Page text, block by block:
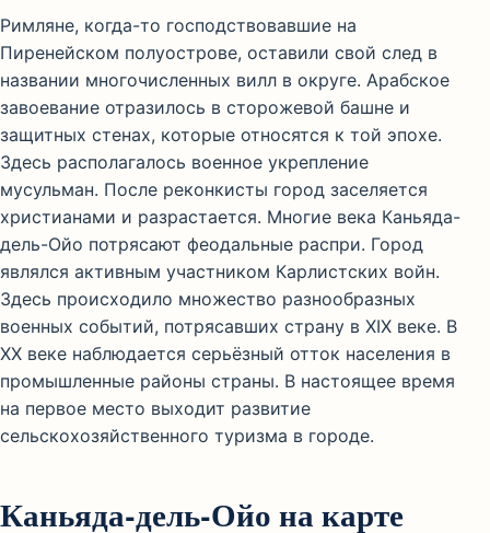
Римляне, когда-то господствовавшие на
Пиренейском полуострове, оставили свой след в
названии многочисленных вилл в округе. Арабское
завоевание отразилось в сторожевой башне и
защитных стенах, которые относятся к той эпохе.
Здесь располагалось военное укрепление
мусульман. После реконкисты город заселяется
христианами и разрастается. Многие века Каньяда-
дель-Ойо потрясают феодальные распри. Город
являлся активным участником Карлистских войн.
Здесь происходило множество разнообразных
военных событий, потрясавших страну в XIX веке. В
XX веке наблюдается серьёзный отток населения в
промышленные районы страны. В настоящее время
на первое место выходит развитие
сельскохозяйственного туризма в городе.
Каньяда-дель-Ойо на карте